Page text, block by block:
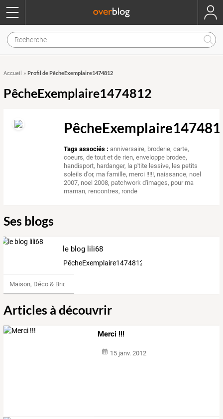
Accueil » Profil de PêcheExemplaire1474812
PêcheExemplaire1474812
Tags associés : anniversaire, broderie,carte,
coeurs,de tout et de rien,enveloppe brodee,
handisport, hardanger, la p'tite lessive, les petits
soleils d'or, ma famille, merci !!!!!, naissance, noel
2007, noel 2008, patchwork d'images, pour ma
maman, rencontres, ronde
Ses blogs
le blog lili68
PêcheExemplaire1474812
Maison, Déco & Bricolage
Articles à découvrir
Merci !!!
15 janv. 2012